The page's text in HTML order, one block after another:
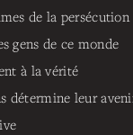
de la persécution
gens de ce monde
à la vérité
détermine leur